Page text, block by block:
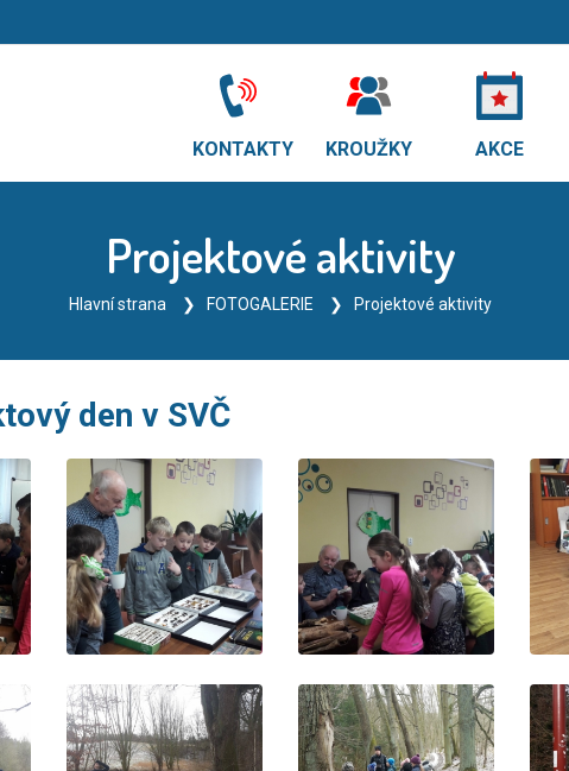
KONTAKTY KROUŽKY AKCE
Projektové aktivity
Hlavní strana FOTOGALERIE Projektové aktivity
den v SVČ